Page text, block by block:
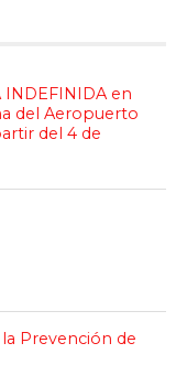
INDEFINIDA en
del Aeropuerto
del 4 de
la Prevención de